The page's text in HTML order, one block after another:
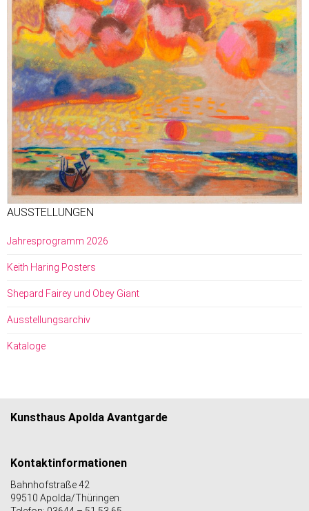
AUSSTELLUNGEN
Jahresprogramm 2026
Keith Haring Posters
Shepard Fairey und Obey Giant
Ausstellungsarchiv
Kataloge
Kunsthaus Apolda Avantgarde
Kontaktinformationen
Bahnhofstraße 42
99510 Apolda/Thüringen